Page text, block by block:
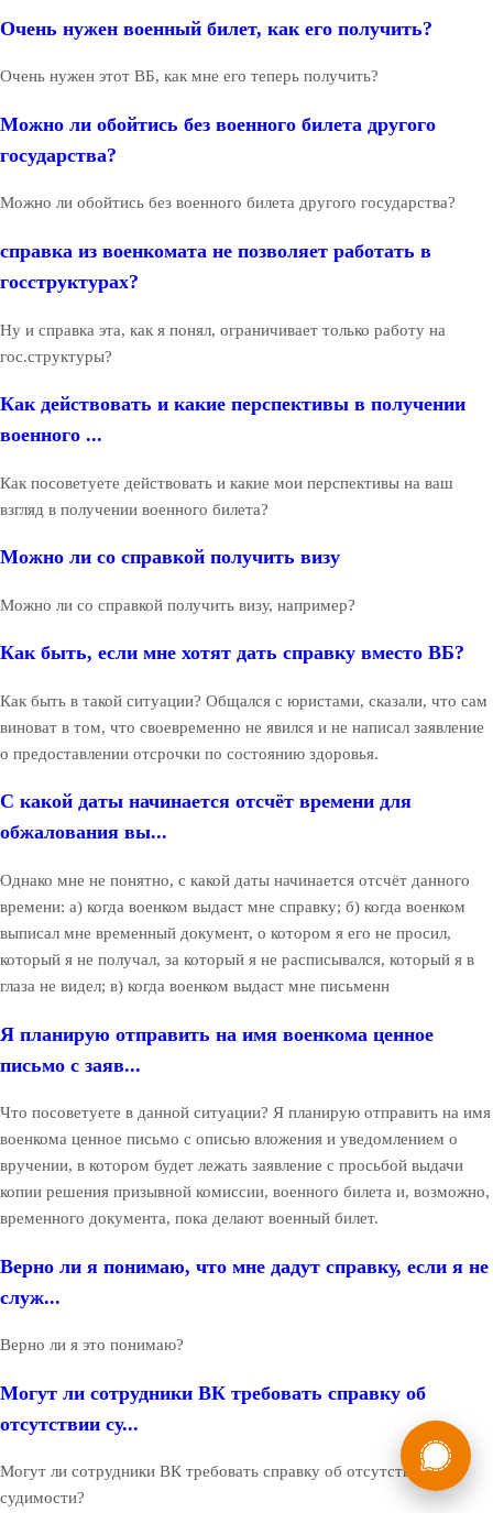
Очень нужен военный билет, как его получить?
Очень нужен этот ВБ, как мне его теперь получить?
Можно ли обойтись без военного билета другого
государства?
Можно ли обойтись без военного билета другого государства?
справка из военкомата не позволяет работать в
госструктурах?
Ну и справка эта, как я понял, ограничивает только работу на
гос.структуры?
Как действовать и какие перспективы в получении
военного ...
Как посоветуете действовать и какие мои перспективы на ваш
взгляд в получении военного билета?
Можно ли со справкой получить визу
Можно ли со справкой получить визу, например?
Как быть, если мне хотят дать справку вместо ВБ?
Как быть в такой ситуации? Общался с юристами, сказали, что сам
виноват в том, что своевременно не явился и не написал заявление
о предоставлении отсрочки по состоянию здоровья.
С какой даты начинается отсчёт времени для
обжалования вы...
Однако мне не понятно, с какой даты начинается отсчёт данного
времени: а) когда военком выдаст мне справку; б) когда военком
выписал мне временный документ, о котором я его не просил,
который я не получал, за который я не расписывался, который я в
глаза не видел; в) когда военком выдаст мне письменн
Я планирую отправить на имя военкома ценное
письмо с заяв...
Что посоветуете в данной ситуации? Я планирую отправить на имя
военкома ценное письмо с описью вложения и уведомлением о
вручении, в котором будет лежать заявление с просьбой выдачи
копии решения призывной комиссии, военного билета и, возможно,
временного документа, пока делают военный билет.
Верно ли я понимаю, что мне дадут справку, если я не
служ...
Верно ли я это понимаю?
Могут ли сотрудники ВК требовать справку об
отсутствии су...
Могут ли сотрудники ВК требовать справку об отсутствии
судимости?
Мы в России
Бесплатная
консультация
8 (800) 775-35-89